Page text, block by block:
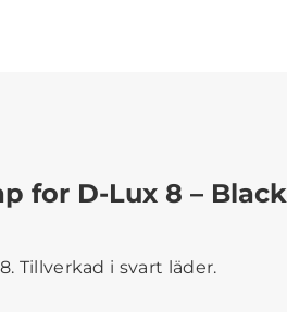
for D-Lux 8 – Black
Tillverkad i svart läder.